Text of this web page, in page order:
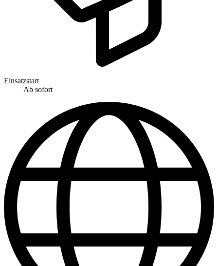
Einsatzstart
Ab sofort